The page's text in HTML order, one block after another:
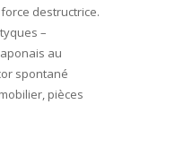
destructrice.
–
au
spontané
pièces